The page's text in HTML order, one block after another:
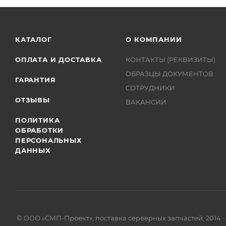
КАТАЛОГ
ОПЛАТА И ДОСТАВКА
ГАРАНТИЯ
ОТЗЫВЫ
ПОЛИТИКА
ОБРАБОТКИ
ПЕРСОНАЛЬНЫХ
ДАННЫХ
О КОМПАНИИ
КОНТАКТЫ (РЕКВИЗИТЫ)
ОБРАЗЦЫ ДОКУМЕНТОВ
СОТРУДНИКИ
ВАКАНСИИ
© ООО «СМП-Проект», поставка серверных запчастей, 2014 -